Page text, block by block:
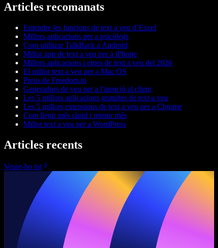
Articles recomanats
Entendre les funcions de text a veu d’Excel
Millors aplicacions per a psicòlegs
Com utilitzar TalkBack a Android
Millor app de text a veu per a iPhone
Millors aplicacions i eines de text a veu del 2026
El millor text a veu per a Mac OS
Preus de Freedom.to
Generadors de veu per a l'atenció al client
Les 5 millors aplicacions gratuïtes de text a veu
Les 5 millors extensions de text a veu per a Chrome
Com llegir més ràpid i retenir més
Millor text a veu per a WordPress
Articles recents
Veure-ho tot